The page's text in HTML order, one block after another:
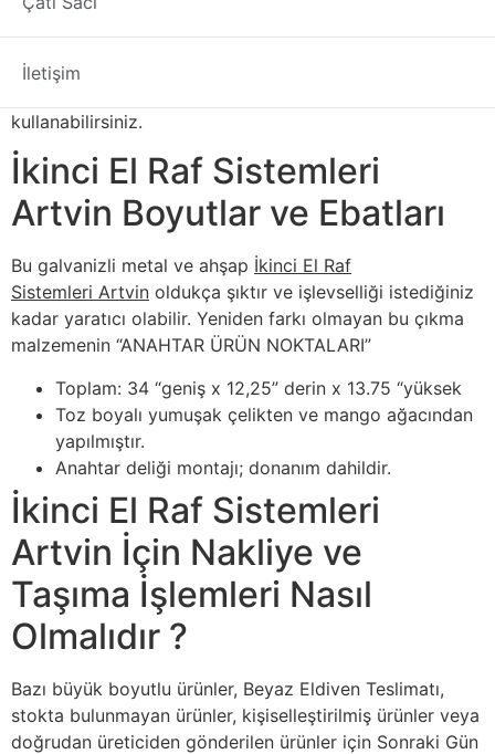
İletişim
elemanları kullanın. Bakım talimatları Nemli bir bezle
silerek temizleyiniz. Yeni kurmak istediğiniz
mağazalarda, depolarda ve birçok endüstriyel alanda bu
kullanabilirsiniz.
İkinci El Raf Sistemleri
Artvin Boyutlar ve Ebatları
Bu galvanizli metal ve ahşap İkinci El Raf
Sistemleri Artvin oldukça şıktır ve işlevselliği istediğiniz
kadar yaratıcı olabilir. Yeniden farkı olmayan bu çıkma
malzemenin “ANAHTAR ÜRÜN NOKTALARI”
Toplam: 34 “geniş x 12,25” derin x 13.75 “yüksek
Toz boyalı yumuşak çelikten ve mango ağacından
yapılmıştır.
Anahtar deliği montajı; donanım dahildir.
İkinci El Raf Sistemleri
Artvin İçin Nakliye ve
Taşıma İşlemleri Nasıl
Olmalıdır ?
Bazı büyük boyutlu ürünler, Beyaz Eldiven Teslimatı,
stokta bulunmayan ürünler, kişiselleştirilmiş ürünler veya
doğrudan üreticiden gönderilen ürünler için Sonraki Gün